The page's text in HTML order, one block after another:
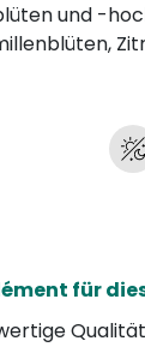
und -
für
Qualität